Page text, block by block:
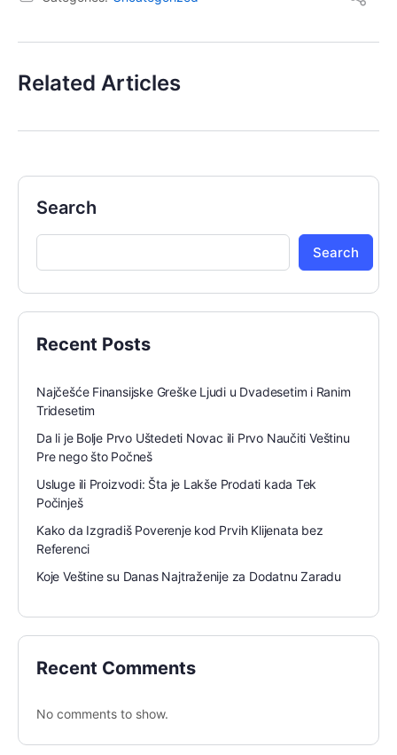
Related Articles
Search
Search
Recent Posts
Najčešće Finansijske Greške Ljudi u Dvadesetim i Ranim
Tridesetim
Da li je Bolje Prvo Uštedeti Novac ili Prvo Naučiti Veštinu
Pre nego što Počneš
Usluge ili Proizvodi: Šta je Lakše Prodati kada Tek
Počinješ
Kako da Izgradiš Poverenje kod Prvih Klijenata bez
Referenci
Koje Veštine su Danas Najtraženije za Dodatnu Zaradu
Recent Comments
No comments to show.